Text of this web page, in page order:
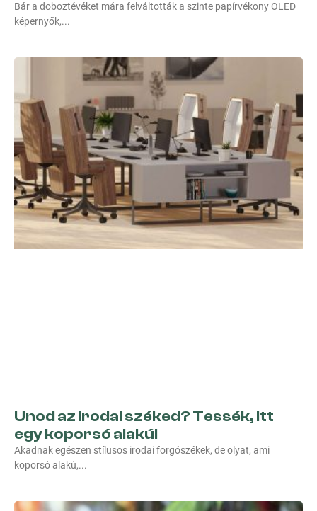
Bár a doboztévéket mára felváltották a szinte papírvékony OLED
képernyők,
Unod az irodai széked? Tessék, itt
egy koporsó alakú!
Akadnak egészen stílusos irodai forgószékek, de olyat, ami
koporsó alakú,